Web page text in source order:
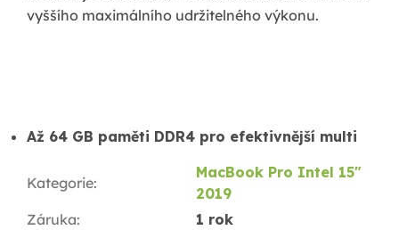
vyššího maximálního udržitelného výkonu.
Až 64 GB paměti DDR4 pro efektivnější multi
Kategorie:
MacBook Pro Intel 15"
2019
Záruka:
1 rok